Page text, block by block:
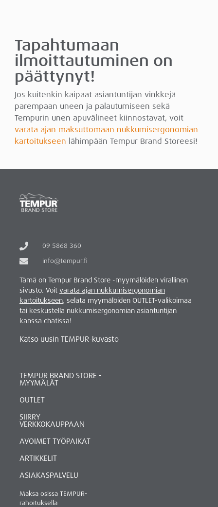
Tapahtumaan
ilmoittautuminen on
päättynyt!
Jos kuitenkin kaipaat asiantuntijan vinkkejä
parempaan uneen ja palautumiseen sekä
Tempurin unen apuvälineet kiinnostavat, voit
varata ajan maksuttomaan nukkumisergonomian
kartoitukseen lähimpään Tempur Brand Storeesi!
09 5868 360
info@tempur.fi
Tämä on Tempur Brand Store -myymälöiden virallinen
sivusto. Voit varata ajan nukkumisergonomian
kartoitukseen, selata myymälöiden OUTLET-valikoimaa
tai keskustella nukkumisergonomian asiantuntijan
kanssa chatissa!
Katso uusin TEMPUR-kuvasto
TEMPUR BRAND STORE -
MYYMÄLÄT
OUTLET
SIIRRY
VERKKOKAUPPAAN
AVOIMET TYÖPAIKAT
ARTIKKELIT
ASIAKASPALVELU
Maksa osissa TEMPUR-
rahoituksella